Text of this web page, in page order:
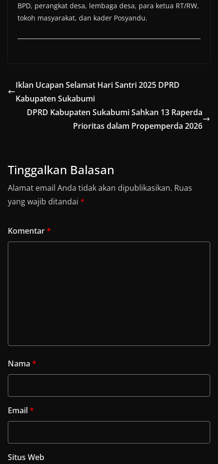
BPD, perangkat desa, lembaga desa, para ketua RT/RW,
tokoh masyarakat, dan kader Posyandu.
Iklan Ucapan Selamat Hari Santri 2025 DPRD
Kabupaten Sukabumi
DPRD Kabupaten Sukabumi Sahkan 13 Raperda
Prioritas dalam Propemperda 2026
Tinggalkan Balasan
Alamat email Anda tidak akan dipublikasikan. Ruas
yang wajib ditandai *
Komentar*
Nama *
Email*
Situs Web